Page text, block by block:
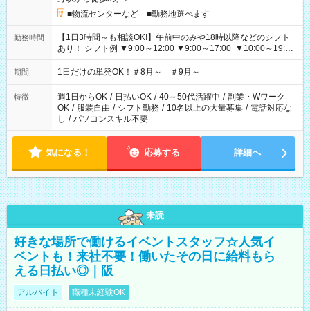
■物流センターなど ■勤務地選べます
勤務時間
【1日3時間～も相談OK!】午前中のみや18時以降などのシフト
あり！ シフト例 ▼9:00～12:00 ▼9:00～17:00 ▼10:00～19:00
▼18:00～21:00
期間 1日だけの単発OK！＃8月～ ＃9月～
特徴 週1日からOK / 日払いOK / 40～50代活躍中 / 副業・Wワーク
OK / 服装自由 / シフト勤務 / 10名以上の大量募集 / 電話対応な
し / パソコンスキル不要
気になる！ 応募する 詳細へ
未読
好きな場所で働けるイベントスタッフ☆人気イ
ベントも！来社不要！働いたその日に給料もら
える日払い◎｜阪
アルバイト 職種未経験OK